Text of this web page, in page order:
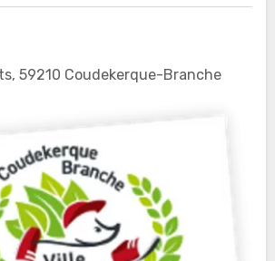
59210 Coudekerque-Branche